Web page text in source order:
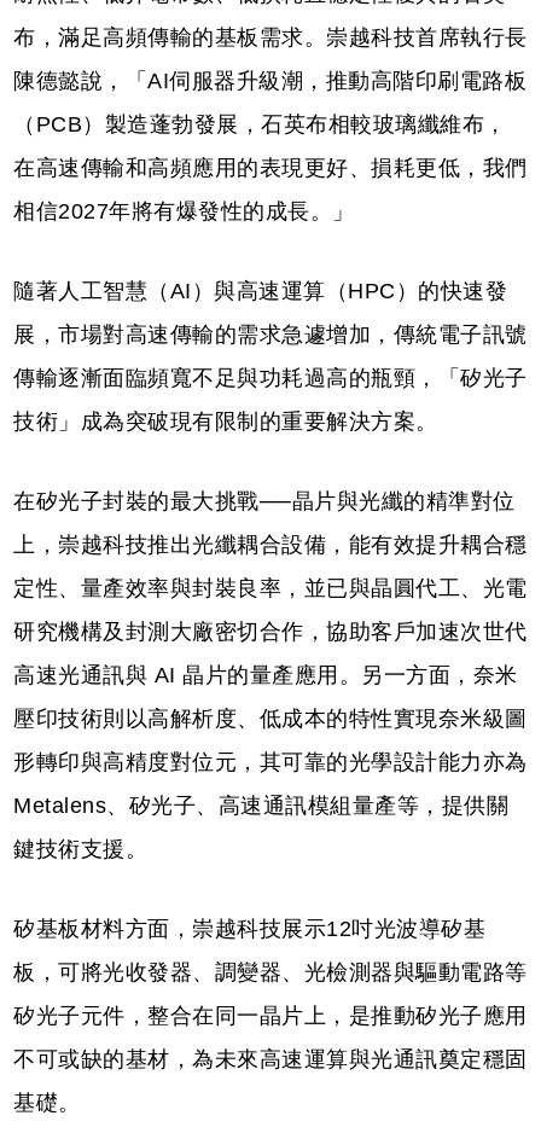
布，滿足高頻傳輸的基板需求。崇越科技首席執行長
陳德懿說，「AI伺服器升級潮，推動高階印刷電路板
（PCB）製造蓬勃發展，石英布相較玻璃纖維布，
在高速傳輸和高頻應用的表現更好、損耗更低，我們
相信2027年將有爆發性的成長。」
隨著人工智慧（AI）與高速運算（HPC）的快速發
展，市場對高速傳輸的需求急遽增加，傳統電子訊號
傳輸逐漸面臨頻寬不足與功耗過高的瓶頸，「矽光子
技術」成為突破現有限制的重要解決方案。
在矽光子封裝的最大挑戰──晶片與光纖的精準對位
上，崇越科技推出光纖耦合設備，能有效提升耦合穩
定性、量產效率與封裝良率，並已與晶圓代工、光電
研究機構及封測大廠密切合作，協助客戶加速次世代
高速光通訊與 AI 晶片的量產應用。另一方面，奈米
壓印技術則以高解析度、低成本的特性實現奈米級圖
形轉印與高精度對位元，其可靠的光學設計能力亦為
Metalens、矽光子、高速通訊模組量產等，提供關
鍵技術支援。
矽基板材料方面，崇越科技展示12吋光波導矽基
板，可將光收發器、調變器、光檢測器與驅動電路等
矽光子元件，整合在同一晶片上，是推動矽光子應用
不可或缺的基材，為未來高速運算與光通訊奠定穩固
基礎。